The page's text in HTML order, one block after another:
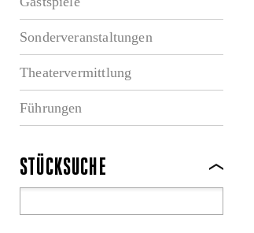
Sonderveranstaltungen
Theatervermittlung
Führungen
STÜCKSUCHE